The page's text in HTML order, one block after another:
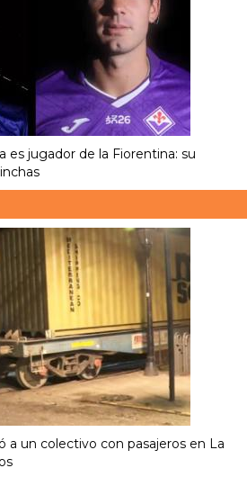
es jugador de la Fiorentina: su
a un colectivo con pasajeros en La